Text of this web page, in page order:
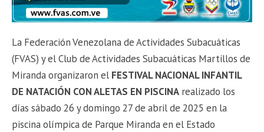
La Federación Venezolana de Actividades Subacuáticas
(FVAS) y el Club de Actividades Subacuáticas Martillos de
Miranda organizaron el FESTIVAL NACIONAL INFANTIL
DE NATACIÓN CON ALETAS EN PISCINA realizado los
días sábado 26 y domingo 27 de abril de 2025 en la
piscina olímpica de Parque Miranda en el Estado